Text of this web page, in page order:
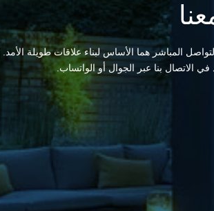
المباشر هما الأساس لبناء علاقات طويلة
الاتصال بنا عبر الجوال أو الواتساب.